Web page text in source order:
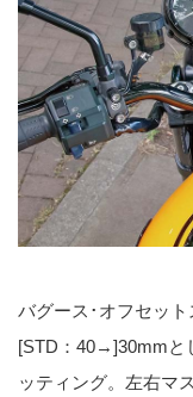
バグース･オフセッ
[STD：40→]30mmと
ッティング。左右マ